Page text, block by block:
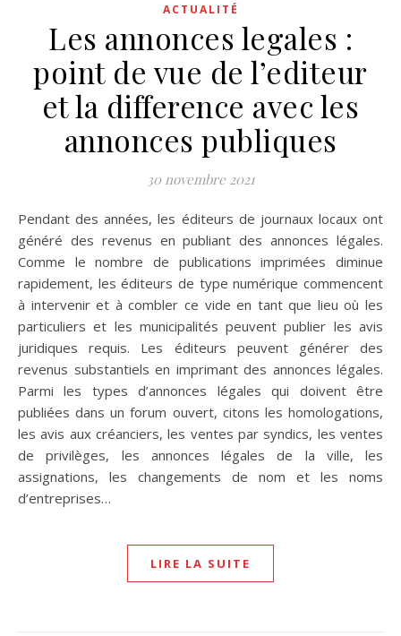
ACTUALITÉ
Les annonces legales :
point de vue de l’editeur
et la difference avec les
annonces publiques
30 novembre 2021
Pendant des années, les éditeurs de journaux locaux ont
généré des revenus en publiant des annonces légales.
Comme le nombre de publications imprimées diminue
rapidement, les éditeurs de type numérique commencent
à intervenir et à combler ce vide en tant que lieu où les
particuliers et les municipalités peuvent publier les avis
juridiques requis. Les éditeurs peuvent générer des
revenus substantiels en imprimant des annonces légales.
Parmi les types d’annonces légales qui doivent être
publiées dans un forum ouvert, citons les homologations,
les avis aux créanciers, les ventes par syndics, les ventes
de privilèges, les annonces légales de la ville, les
assignations, les changements de nom et les noms
d’entreprises…
LIRE LA SUITE